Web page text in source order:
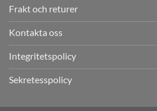
Frakt och returer
Kontakta oss
Integritetspolicy
Sekretesspolicy